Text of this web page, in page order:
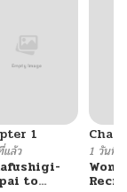
1
แล้ว
to
1 วันที่แ